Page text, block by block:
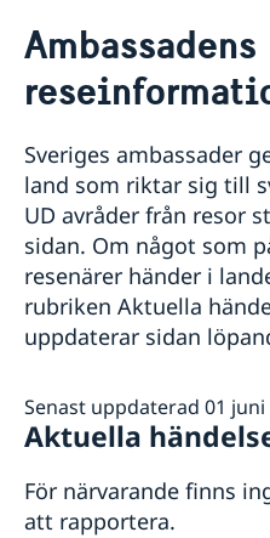
Hjälp till svenskar i
Rösta i Norge
Vad kan ambassaden göra
Larmcentraler
Pass utomlands
Samordningsnummer
Provisoriskt pass
Förlust av pass
Hjälp kring
Om svenskt
Dubbelt medborgarskap
Anmälan om svenskt
svensk far, fött utom
Sverige före den 1 april
Frågor och svar om
per 1 januari 2020 tillåter
Gifta sig utomlands
Legaliseringar
Pension och levnadsintyg
Körkort
Avgifter
Reseinformation
Aktuella händelser
In- och
Allmänna säkerhetsläget
Terrorism
Naturförhållanden och
Hälso- och sjukvård
Lokala lagar och sedvänjor
Kriminalitet och personlig
Försäkringsskydd
Övriga upplysningar
Service för svenska
Business Sweden
Grensetjänsten
Info Norden
Norsk-Svenska
Anmäla handelshinder
Aktiviteter
Ambassadens
Sveriges ambassader
land som riktar sig till
UD avråder från resor
sidan. Om något som
resenärer händer i
rubriken Aktuella
uppdaterar sidan
Senast uppdaterad 01 juni
Aktuella
För närvarande finns
att rapportera.